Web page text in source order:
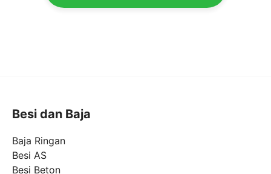
Besi dan Baja
Baja Ringan
Besi AS
Besi Beton